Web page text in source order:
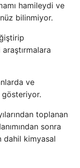
hamileydi ve
bilinmiyor.
ve
gösteriyor.
toplanan
sonra
dahil kimyasal